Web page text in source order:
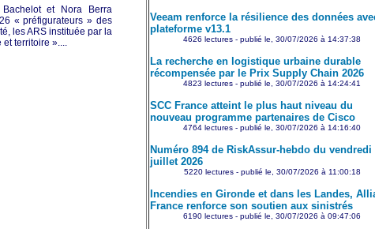
et Nora Berra
« préfigurateurs » des
les ARS instituée par la
territoire »....
Veeam renforce la résilience des données
plateforme v13.1
4626 lectures - publié le, 30/07/2026 à 14:37:38
La recherche en logistique urbaine durable
récompensée par le Prix Supply Chain 2026
4823 lectures - publié le, 30/07/2026 à 14:24:41
SCC France atteint le plus haut niveau du
nouveau programme partenaires de Cisco
4764 lectures - publié le, 30/07/2026 à 14:16:40
Numéro 894 de RiskAssur-hebdo du vendredi
juillet 2026
5220 lectures - publié le, 30/07/2026 à 11:00:18
Incendies en Gironde et dans les Landes,
France renforce son soutien aux sinistrés
6190 lectures - publié le, 30/07/2026 à 09:47:06